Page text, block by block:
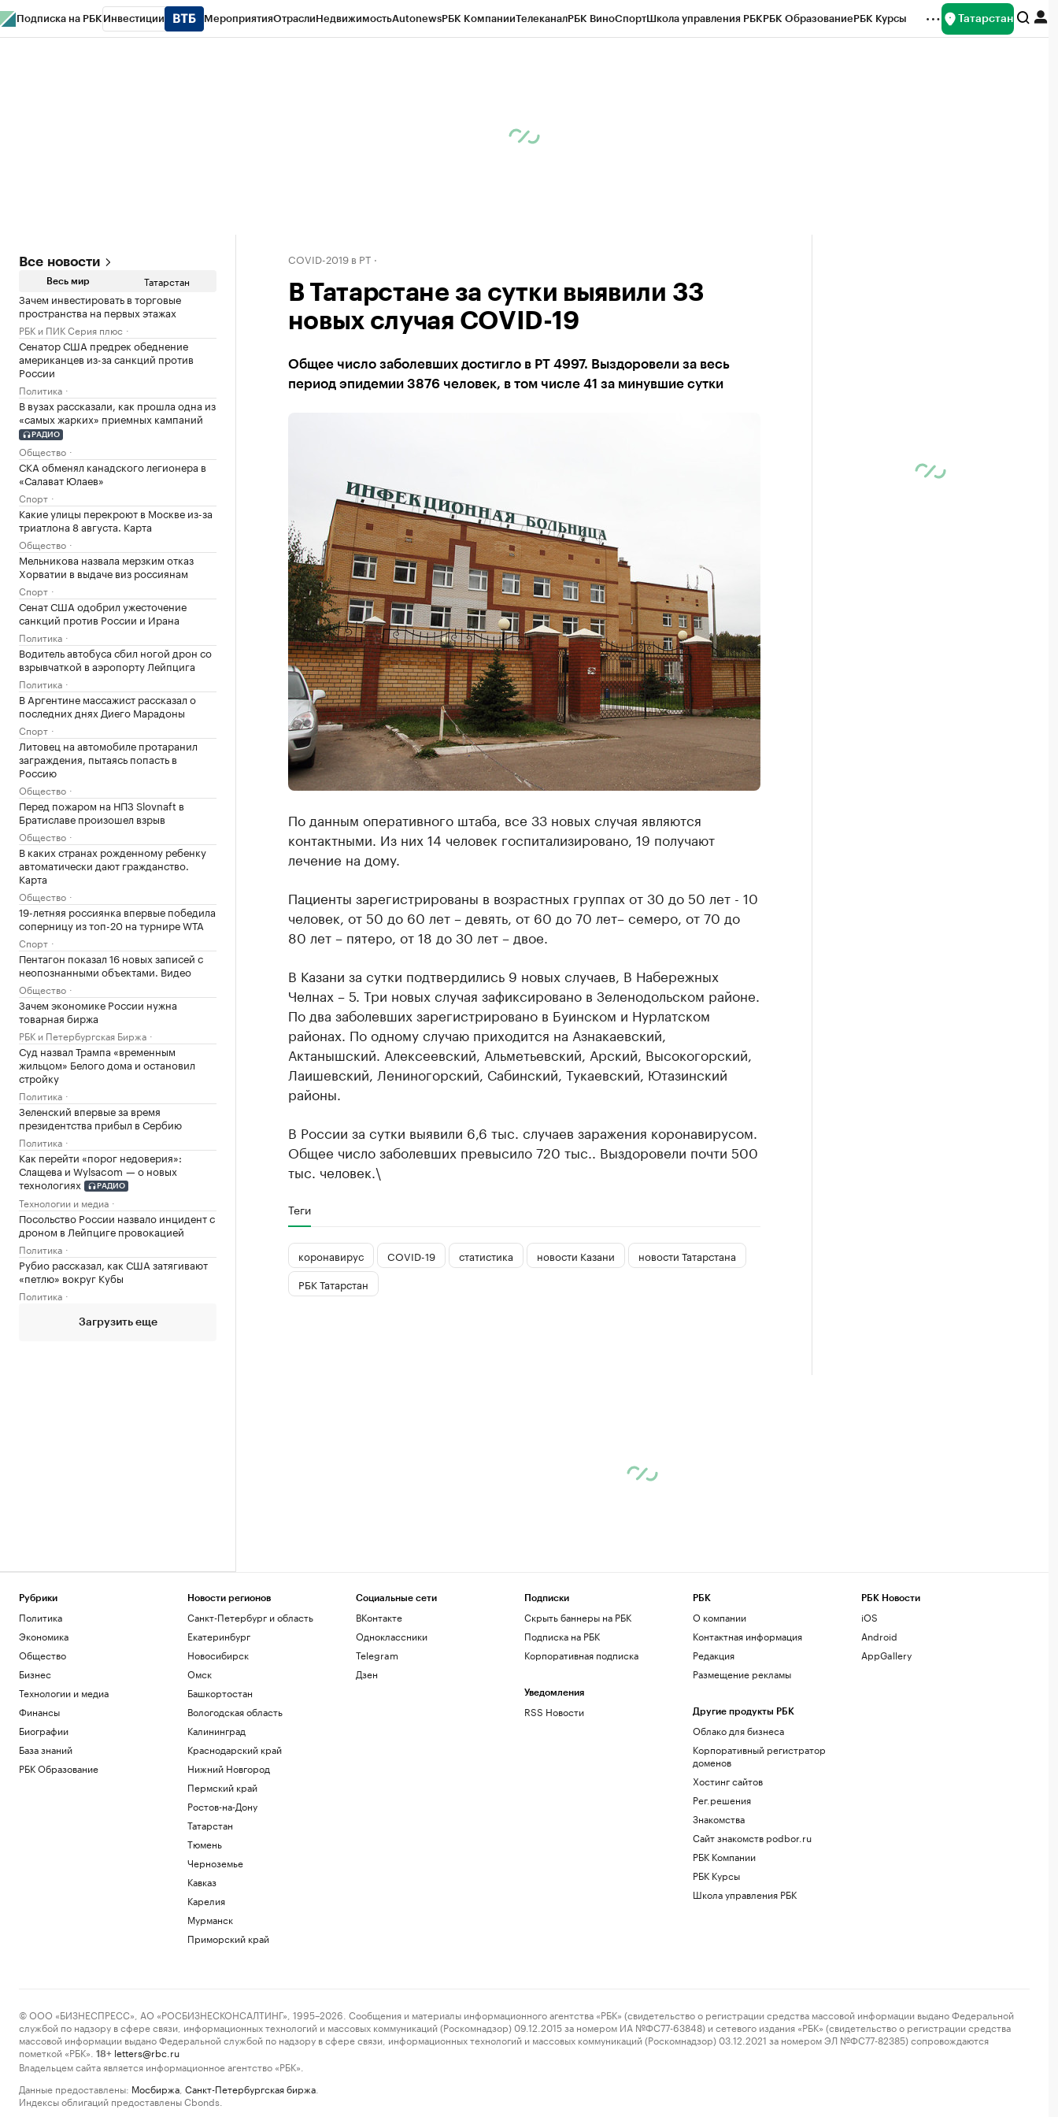
Подписка на РБК Инвестиции МероприятияОтраслиНедвижимостьAutonewsРБК КомпанииТелеканалРБК ВиноСпортШкола управления РБКРБК ОбразованиеРБК Курсы Татарстан
Все новости
Весь мир Татарстан
Зачем инвестировать в торговые
пространства на первых этажах
РБК и ПИК Серия плюс
Сенатор США предрек обеднение
американцев из-за санкций против
России
Политика
В вузах рассказали, как прошла одна из
«самых жарких» приемных кампаний
РАДИО
Общество
СКА обменял канадского легионера в
«Салават Юлаев»
Спорт
Какие улицы перекроют в Москве из-за
триатлона 8 августа. Карта
Общество
Мельникова назвала мерзким отказ
Хорватии в выдаче виз россиянам
Спорт
Сенат США одобрил ужесточение
санкций против России и Ирана
Политика
Водитель автобуса сбил ногой дрон со
взрывчаткой в аэропорту Лейпцига
Политика
В Аргентине массажист рассказал о
последних днях Диего Марадоны
Спорт
Литовец на автомобиле протаранил
заграждения, пытаясь попасть в
Россию
Общество
Перед пожаром на НПЗ Slovnaft в
Братиславе произошел взрыв
Общество
В каких странах рожденному ребенку
автоматически дают гражданство.
Карта
Общество
19-летняя россиянка впервые победила
соперницу из топ-20 на турнире WTA
Спорт
Пентагон показал 16 новых записей с
неопознанными объектами. Видео
Общество
Зачем экономике России нужна
товарная биржа
РБК и Петербургская Биржа
Суд назвал Трампа «временным
жильцом» Белого дома и остановил
стройку
Политика
Зеленский впервые за время
президентства прибыл в Сербию
Политика
Как перейти «порог недоверия»:
Слащева и Wylsacom — о новых
технологиях
РАДИО
Технологии и медиа
Посольство России назвало инцидент с
дроном в Лейпциге провокацией
Политика
Рубио рассказал, как США затягивают
«петлю» вокруг Кубы
Политика
Загрузить еще
COVID-2019 в РТ
В Татарстане за сутки выявили 33
новых случая COVID-19
Общее число заболевших достигло в РТ 4997. Выздоровели за весь
период эпидемии 3876 человек, в том числе 41 за минувшие сутки
По данным оперативного штаба, все 33 новых случая являются
контактными. Из них 14 человек госпитализировано, 19 получают
лечение на дому.
Пациенты зарегистрированы в возрастных группах от 30 до 50 лет - 10
человек, от 50 до 60 лет – девять, от 60 до 70 лет– семеро, от 70 до
80 лет – пятеро, от 18 до 30 лет – двое.
В Казани за сутки подтвердились 9 новых случаев, В Набережных
Челнах – 5. Три новых случая зафиксировано в Зеленодольском районе.
По два заболевших зарегистрировано в Буинском и Нурлатском
районах. По одному случаю приходится на Азнакаевский,
Актанышский. Алексеевский, Альметьевский, Арский, Высокогорский,
Лаишевский, Лениногорский, Сабинский, Тукаевский, Ютазинский
районы.
В России за сутки выявили 6,6 тыс. случаев заражения коронавирусом.
Общее число заболевших превысило 720 тыс.. Выздоровели почти 500
тыс. человек.\
Теги
коронавирус COVID-19 статистика новости Казани
новости Татарстана
РБК Татарстан
Рубрики
Политика
Экономика
Общество
Бизнес
Технологии и медиа
Финансы
Биографии
База знаний
РБК Образование
Новости регионов
Санкт-Петербург и область
Екатеринбург
Новосибирск
Омск
Башкортостан
Вологодская область
Калининград
Краснодарский край
Нижний Новгород
Пермский край
Ростов-на-Дону
Татарстан
Тюмень
Черноземье
Кавказ
Карелия
Мурманск
Приморский край
Социальные сети
ВКонтакте
Одноклассники
Telegram
Дзен
Подписки
Скрыть баннеры на РБК
Подписка на РБК
Корпоративная подписка
Уведомления
RSS Новости
РБК
О компании
Контактная информация
Редакция
Размещение рекламы
Другие продукты РБК
Облако для бизнеса
Корпоративный регистратор
доменов
Хостинг сайтов
Рег.решения
Знакомства
Сайт знакомств podbor.ru
РБК Компании
РБК Курсы
Школа управления РБК
РБК Новости
iOS
Android
AppGallery
© ООО «БИЗНЕСПРЕСС», АО «РОСБИЗНЕСКОНСАЛТИНГ», 1995–2026. Сообщения и материалы информационного агентства «РБК» (свидетельство о регистрации средства массовой информации выдано Федеральной
службой по надзору в сфере связи, информационных технологий и массовых коммуникаций (Роскомнадзор) 09.12.2015 за номером ИА №ФС77-63848) и сетевого издания «РБК» (свидетельство о регистрации средства
массовой информации выдано Федеральной службой по надзору в сфере связи, информационных технологий и массовых коммуникаций (Роскомнадзор) 03.12.2021 за номером ЭЛ №ФС77-82385) сопровождаются
пометкой «РБК».
18+ letters@rbc.ru
Владельцем сайта является информационное агентство «РБК».
Данные предоставлены: Мосбиржа Санкт-Петербургская биржа
Индексы облигаций предоставлены Cbonds.